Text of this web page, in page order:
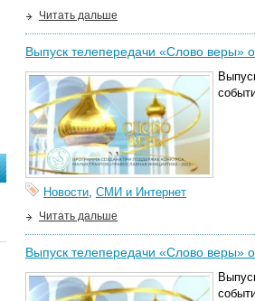
Читать дальше
Выпуск телепередачи «Слово веры»
Новости, СМИ и Интернет
Читать дальше
Выпуск телепередачи «Слово веры»